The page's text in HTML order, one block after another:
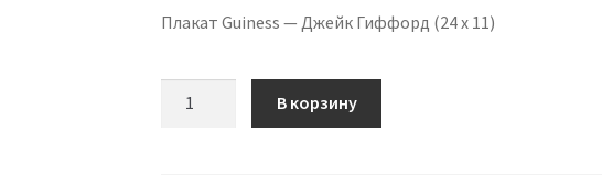
Плакат Guiness — Джейк Гиффорд (24 x 11)
В корзину